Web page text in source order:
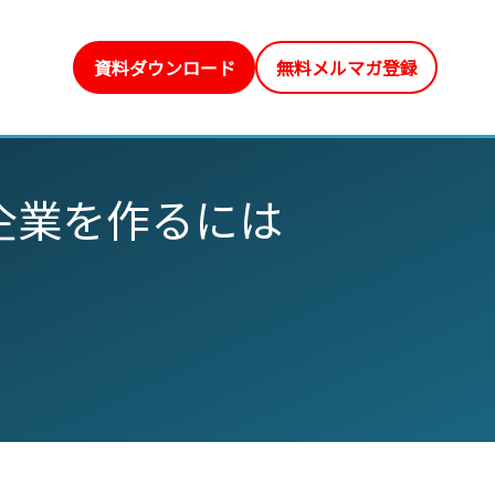
資料ダウンロード 無料メルマガ登録
を作るには